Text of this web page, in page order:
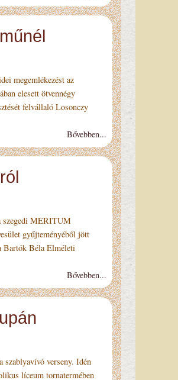
megemlékezést az
elesett ötvennégy
felvállaló Losonczy
Bővebben...
szegedi MERITUM
gyűjteményéből jött
Bartók Béla Elméleti
Bővebben...
verseny. Idén
líceum tornatermében